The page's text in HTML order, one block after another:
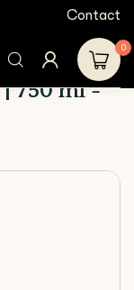
Gratis
Contact
0
Durgol -
Power | 750 ml
- Ontkalker
750 ml -